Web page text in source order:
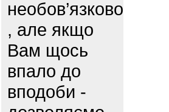
необов’язково
, але якщо
Вам щось
впало до
вподоби -